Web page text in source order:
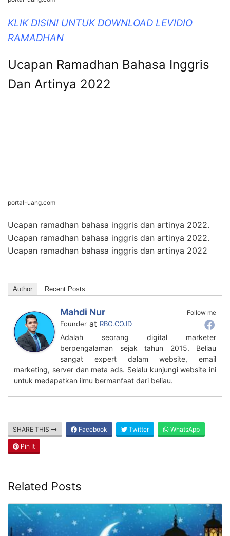
KLIK DISINI UNTUK DOWNLOAD LEVIDIO
RAMADHAN
Ucapan Ramadhan Bahasa Inggris
Dan Artinya 2022
portal-uang.com
Ucapan ramadhan bahasa inggris dan artinya 2022.
Ucapan ramadhan bahasa inggris dan artinya 2022.
Ucapan ramadhan bahasa inggris dan artinya 2022
Author Recent Posts
Follow me
Mahdi Nur
Founder at RBO.CO.ID
Adalah seorang digital marketer
berpengalaman sejak tahun 2015. Beliau
sangat expert dalam website, email
marketing, server dan meta ads. Selalu kunjungi website ini
untuk medapatkan ilmu bermanfaat dari beliau.
SHARE THIS Facebook Twitter WhatsApp
Pin It
Related Posts